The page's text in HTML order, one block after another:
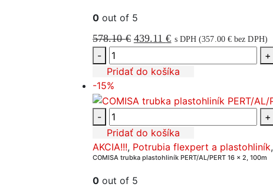
0 out of 5
578.10€ Pôvodná
bola:
439.11€Aktuálna
je:
s DPH (357.00 € bez DPH)
-
+
Pridať do košíka
-15%
-
+
Pridať do košíka
AKCIA!!!, Potrubia flexpert a plastohliník,
COMISA trubka plastohliník PERT/AL/PERT 16 x 2, 100m
0 out of 5